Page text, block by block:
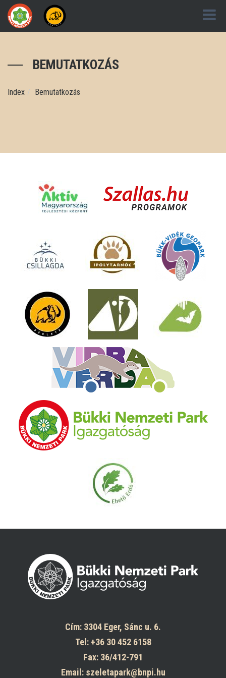
BEMUTATKOZÁS
Index Bemutatkozás
Cím: 3304 Eger, Sánc u. 6.
Tel: +36 30 452 6158
Fax: 36/412-791
Email: szeletapark@bnpi.hu